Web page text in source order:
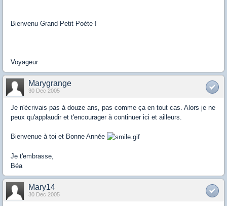
Bienvenu Grand Petit Poète !
Voyageur
Marygrange
30 Dec 2005
Je n'écrivais pas à douze ans, pas comme ça en tout cas. Alors je ne
peux qu'applaudir et t'encourager à continuer ici et ailleurs.
Bienvenue à toi et Bonne Année
Je t'embrasse,
Béa
Mary14
30 Dec 2005